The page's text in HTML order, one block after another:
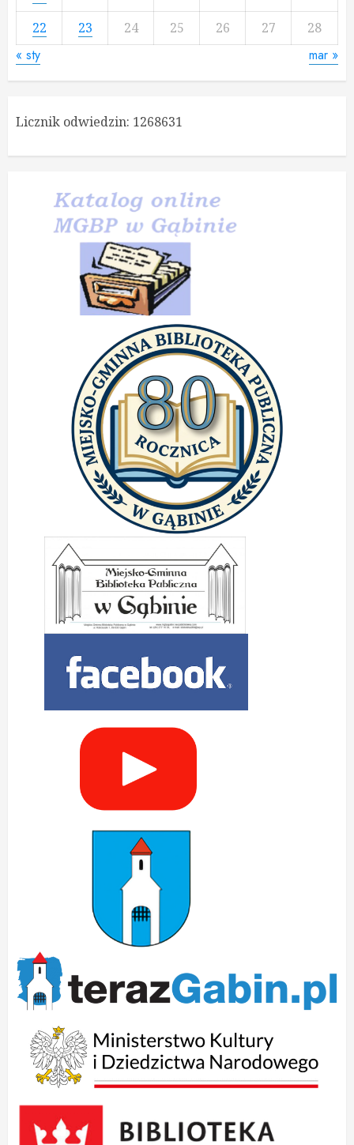
22
23 24 25 26 27 28
« sty mar »
Licznik odwiedzin: 1268631